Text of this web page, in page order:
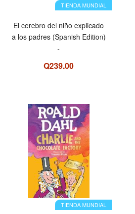
TIENDA MUNDIAL
El cerebro del niño explicado
a los padres (Spanish Edition)
-
Q239.00
TIENDA MUNDIAL